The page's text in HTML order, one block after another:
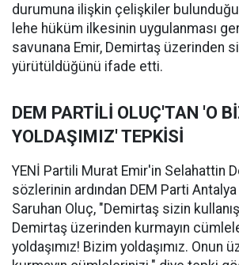
durumuna ilişkin çelişkiler
lehe hüküm ilkesinin uygulanması
savunana Emir, Demirtaş üzerinden
yürütüldüğünü ifade etti.
DEM PARTİLİ OLUÇ'TAN 'O
YOLDAŞIMIZ' TEPKİSİ
YENİ Partili Murat Emir'in Selahattin
sözlerinin ardından DEM Parti
Saruhan Oluç, "Demirtaş sizin
Demirtaş üzerinden kurmayın
yoldaşımız! Bizim yoldaşımız. Onun